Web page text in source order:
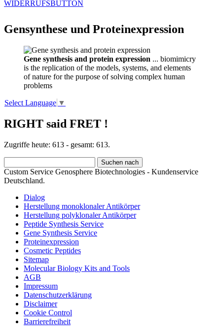
WIDERRUFSBUTTON
Gensynthese und Proteinexpression
Gene synthesis and protein expression ... biomimicry
is the replication of the models, systems, and elements
of nature for the purpose of solving complex human
problems
Select Language ▼
RIGHT said FRET !
Zugriffe heute: 613 - gesamt: 613.
Custom Service Genosphere Biotechnologies - Kundenservice
Deutschland.
Dialog
Herstellung monoklonaler Antikörper
Herstellung polyklonaler Antikörper
Peptide Synthesis Service
Gene Synthesis Service
Proteinexpression
Cosmetic Peptides
Sitemap
Molecular Biology Kits and Tools
AGB
Impressum
Datenschutzerklärung
Disclaimer
Cookie Control
Barrierefreiheit